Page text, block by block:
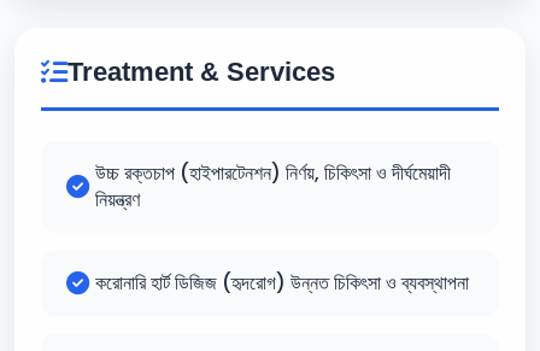
Treatment & Services
উচ্চ রক্তচাপ (হাইপারটেনশন) নির্ণয়, চিকিৎসা ও দীর্ঘমেয়াদী
নিয়ন্ত্রণ
করোনারি হার্ট ডিজিজ (হৃদরোগ) উন্নত চিকিৎসা ও ব্যবস্থাপনা